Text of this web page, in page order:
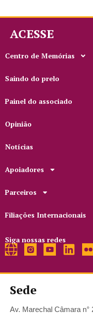
ACESSE
Centro de Memórias
Saindo do prelo
Painel do associado
Opinião
Notícias
Apoiadores
Parceiros
Filiações Internacionais
Siga nossas redes
Sede
Av. Marechal Câmara n°